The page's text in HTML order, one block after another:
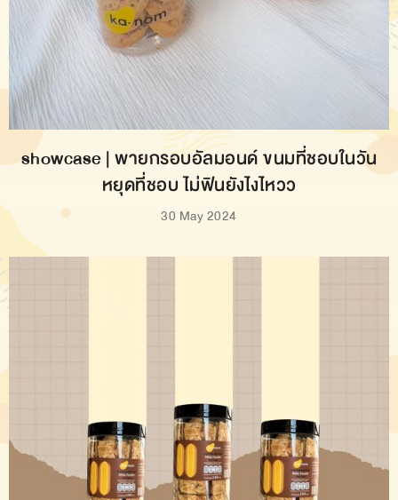
showcase | พายกรอบอัลมอนด์ ขนมที่ชอบในวัน
หยุดที่ชอบ ไม่ฟินยังไงไหวว
30 May 2024